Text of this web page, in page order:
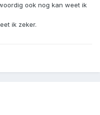
ook nog kan weet ik
ik zeker.